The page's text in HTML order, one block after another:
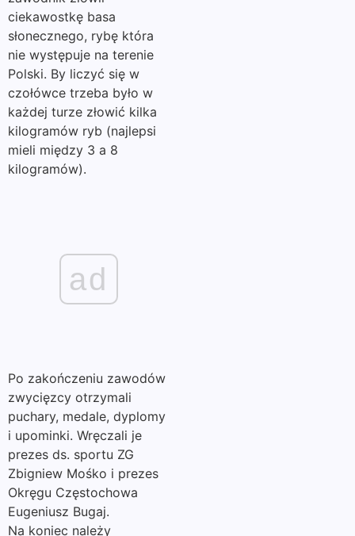
ciekawostkę basa
słonecznego, rybę która
nie występuje na terenie
Polski. By liczyć się w
czołówce trzeba było w
każdej turze złowić kilka
kilogramów ryb (najlepsi
mieli między 3 a 8
kilogramów).
ad
Po zakończeniu zawodów
zwycięzcy otrzymali
puchary, medale, dyplomy
i upominki. Wręczali je
prezes ds. sportu ZG
Zbigniew Mośko i prezes
Okręgu Częstochowa
Eugeniusz Bugaj.
Na koniec należy